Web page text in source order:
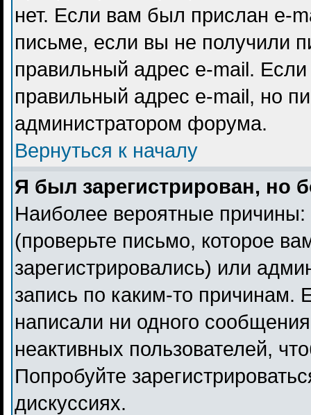
нет. Если вам был прислан e-
письме, если вы не получили
правильный адрес e-mail.
правильный адрес e-mail, но
администратором форума.
Вернуться к началу
Я был зарегистрирован, но
Наиболее вероятные
(проверьте письмо, которое
зарегистрировались) или
запись по каким-то причинам.
написали ни одного
неактивных пользователей,
Попробуйте
дискуссиях.